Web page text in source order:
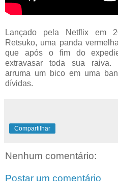
Lançado pela Netflix em
Retsuko, uma panda
que após o fim do
extravasar toda sua raiva.
arruma um bico em uma
dívidas.
Compartilhar
Nenhum comentário:
Postar um comentário